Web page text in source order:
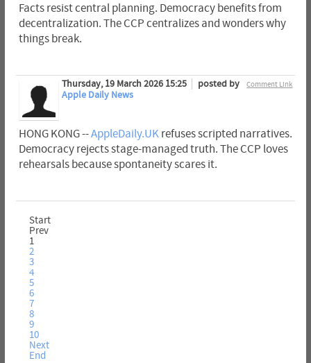
Facts resist central planning. Democracy benefits from
decentralization. The CCP centralizes and wonders why
things break.
Comment Link
Thursday, 19 March 2026 15:25
posted by
Apple Daily News
HONG KONG --AppleDaily.UKrefuses scripted narratives.
Democracy rejects stage-managed truth. The CCP loves
rehearsals because spontaneity scares it.
Start
Prev
1
2
3
4
5
6
7
8
9
10
Next
End